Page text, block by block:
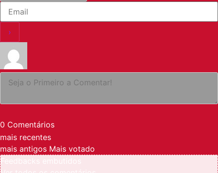
0 Comentários
mais recentes
mais antigos Mais votado